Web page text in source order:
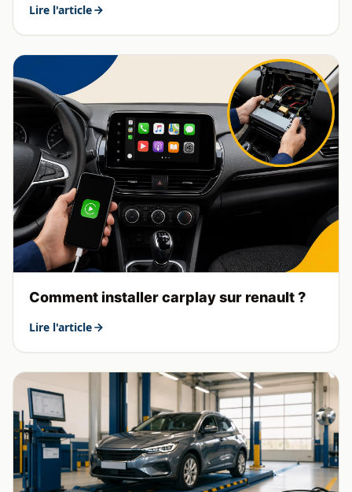
Lire l'article
Comment installer carplay sur renault ?
Lire l'article